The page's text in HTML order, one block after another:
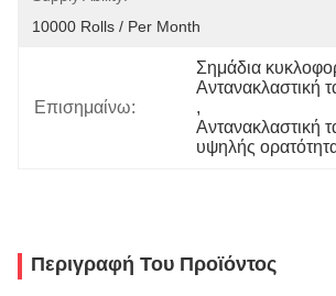
10000 Rolls / Per Month
Επισημαίνω:
Σημάδια
Αντανακλαστική
,
Αντανακλαστική
υψηλής
Περιγραφή Του Προϊόντος